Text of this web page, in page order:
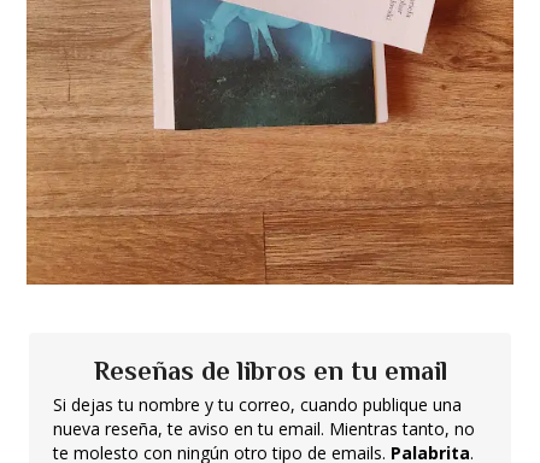
Reseñas de libros en tu email
Si dejas tu nombre y tu correo, cuando publique una
nueva reseña, te aviso en tu email. Mientras tanto, no
te molesto con ningún otro tipo de emails. Palabrita.